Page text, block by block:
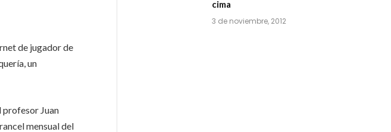
de jugador de
un
profesor Juan
mensual del
cima
3 de noviembre, 2012